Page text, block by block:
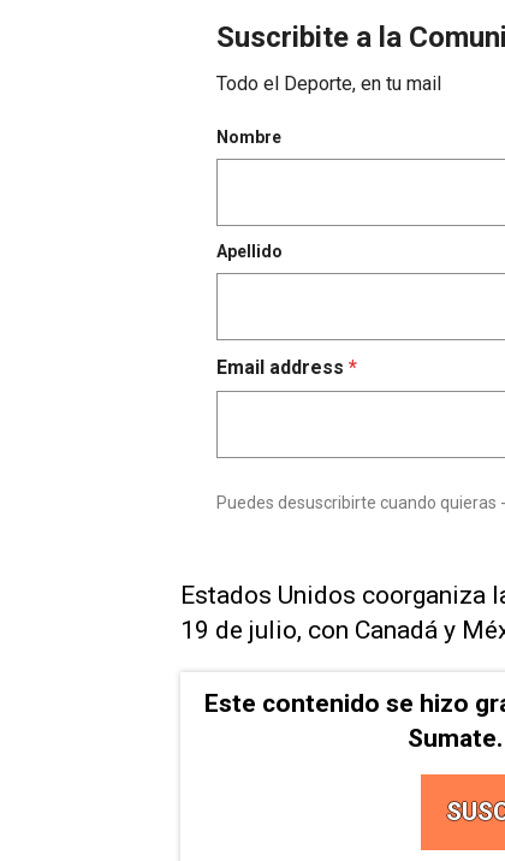
Estados Unidos coorganiza
19 de julio, con Canadá y
Este contenido se hizo